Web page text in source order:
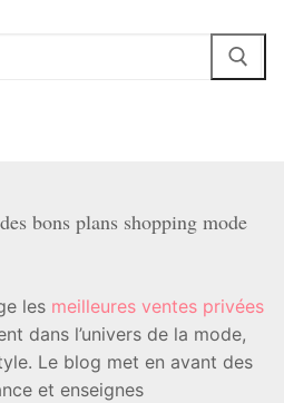
bons plans shopping mode
les meilleures ventes privées
dans l’univers de la mode,
Le blog met en avant des
et enseignes